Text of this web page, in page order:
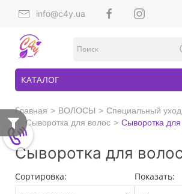
info@c4y.ua
КАТАЛОГ
Главная ВОЛОСЫ
Специальный уход
Сыворотка для волос
Сыворотка
Сыворотка для
Сортировка: Показать: